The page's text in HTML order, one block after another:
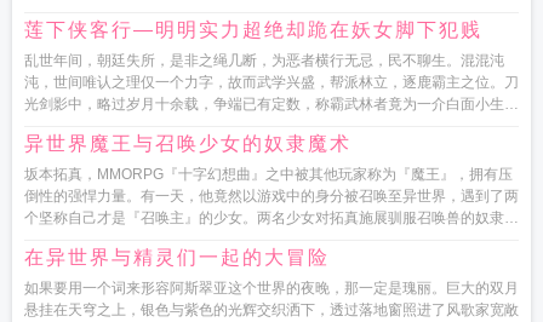
莲下侠客行—明明实力超绝却跪在妖女脚下犯贱
乱世年间，朝廷失所，是非之绳几断，为恶者横行无忌，民不聊生。混混沌
沌，世间唯认之理仅一个力字，故而武学兴盛，帮派林立，逐鹿霸主之位。刀
光剑影中，略过岁月十余载，争端已有定数，称霸武林者竟为一介白面小生，
异世界魔王与召唤少女的奴隶魔术
坂本拓真，MMORPG『十字幻想曲』之中被其他玩家称为『魔王』，拥有压
倒性的强悍力量。有一天，他竟然以游戏中的身分被召唤至异世界，遇到了两
个坚称自己才是『召唤主』的少女。两名少女对拓真施展驯服召唤兽的奴隶法
在异世界与精灵们一起的大冒险
如果要用一个词来形容阿斯翠亚这个世界的夜晚，那一定是瑰丽。巨大的双月
悬挂在天穹之上，银色与紫色的光辉交织洒下，透过落地窗照进了风歌家宽敞